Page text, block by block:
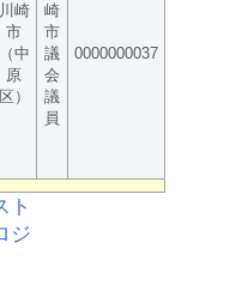
川崎
市
（中
原
区）
崎
市
議
会
議
員
0000000037